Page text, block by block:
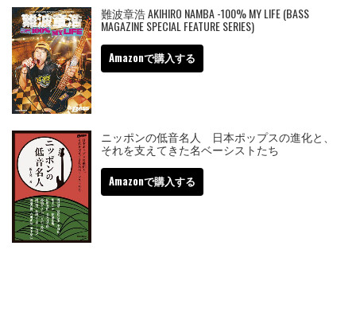
難波章浩 AKIHIRO NAMBA -100% MY LIFE (BASS
MAGAZINE SPECIAL FEATURE SERIES)
Amazonで購入する
ニッポンの低音名人 日本ポップスの進化と、
それを支えてきた名ベーシストたち
Amazonで購入する